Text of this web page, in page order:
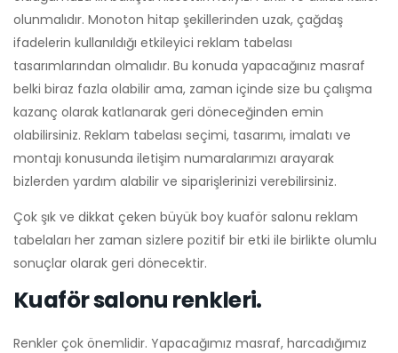
olunmalıdır. Monoton hitap şekillerinden uzak, çağdaş
ifadelerin kullanıldığı etkileyici reklam tabelası
tasarımlarından olmalıdır. Bu konuda yapacağınız masraf
belki biraz fazla olabilir ama, zaman içinde size bu çalışma
kazanç olarak katlanarak geri döneceğinden emin
olabilirsiniz. Reklam tabelası seçimi, tasarımı, imalatı ve
montajı konusunda iletişim numaralarımızı arayarak
bizlerden yardım alabilir ve siparişlerinizi verebilirsiniz.
Çok şık ve dikkat çeken büyük boy kuaför salonu reklam
tabelaları her zaman sizlere pozitif bir etki ile birlikte olumlu
sonuçlar olarak geri dönecektir.
Kuaför salonu renkleri.
Renkler çok önemlidir. Yapacağımız masraf, harcadığımız